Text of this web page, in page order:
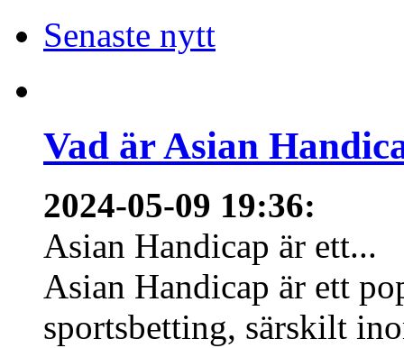
Senaste nytt
Vad är Asian
2024-05-09 19:36:
Asian Handicap är ett...
Asian Handicap är ett
sportsbetting, särskilt